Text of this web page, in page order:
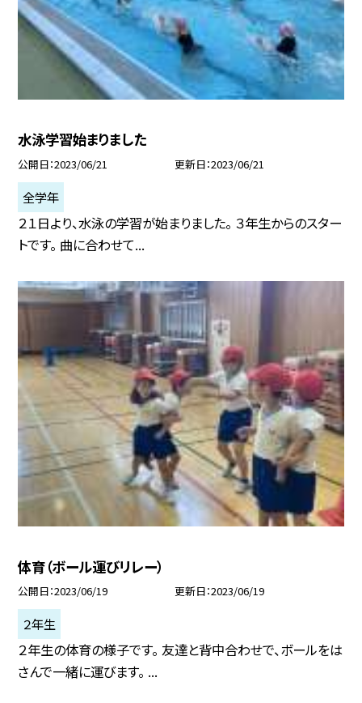
水泳学習始まりました
公開日 2023/06/21 更新日 2023/06/21
全学年
２１日より、水泳の学習が始まりました。 ３年生からのスター
トです。 曲に合わせて...
体育（ボール運びリレー）
公開日 2023/06/19 更新日 2023/06/19
２年生
２年生の体育の様子です。 友達と背中合わせで、ボールをは
さんで一緒に運びます。 ...